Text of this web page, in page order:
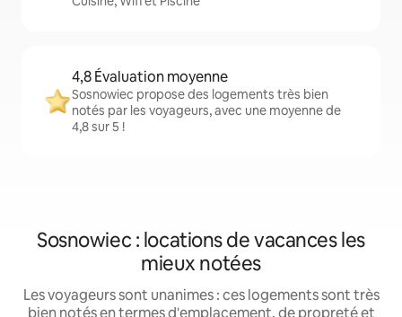
4,8 Évaluation moyenne
Sosnowiec propose des logements très bien
notés par les voyageurs, avec une moyenne de
4,8 sur 5 !
Sosnowiec : locations de vacances les
mieux notées
Les voyageurs sont unanimes : ces logements sont très
bien notés en termes d'emplacement, de propreté et